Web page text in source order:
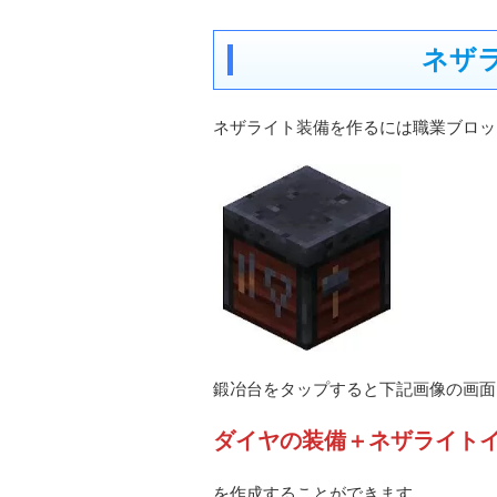
ネザ
ネザライト装備を作るには職業ブロ
鍛冶台をタップすると下記画像の画
ダイヤの装備＋ネザライト